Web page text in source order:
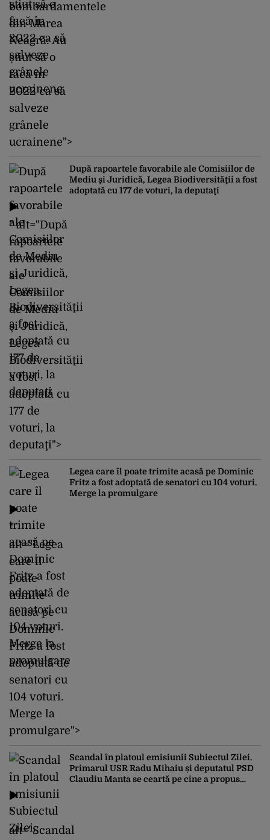
bombardamentele
din Marea
Neagră: Au
știut să o
facă în
2022 ca să
salveze
grânele
ucrainene">
" alt="După
rapoartele
favorabile
ale
Comisiilor
de Mediu
şi Juridică,
Legea
Biodiversităţii
a fost
adoptată cu
177 de
voturi, la
deputaţi">
După rapoartele favorabile ale Comisiilor de
Mediu şi Juridică, Legea Biodiversităţii a fost
adoptată cu 177 de voturi, la deputaţi
"
alt="Legea
care îl
poate
trimite
acasă pe
Dominic
Fritz a fost
adoptată de
senatori cu
104 voturi.
Merge la
promulgare">
Legea care îl poate trimite acasă pe Dominic
Fritz a fost adoptată de senatori cu 104 voturi.
Merge la promulgare
"
alt="Scandal
Scandal în platoul emisiunii Subiectul Zilei.
Primarul USR Radu Mihaiu și deputatul PSD
Claudiu Manta se ceartă pe cine a propus